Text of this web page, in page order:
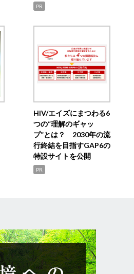
PR
HIV/エイズにまつわる6
つの“理解のギャッ
プ”とは？ 2030年の流
行終結を目指すGAP6の
特設サイトを公開
PR